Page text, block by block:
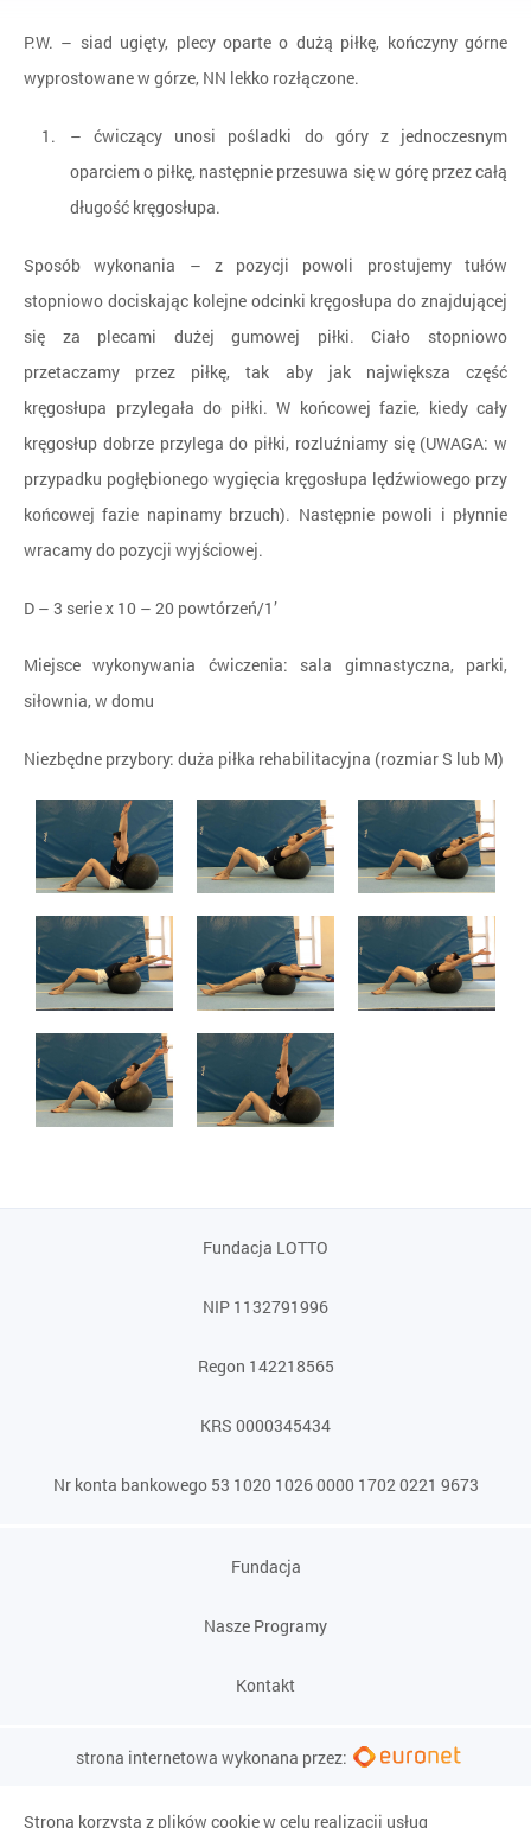
P.W. – siad ugięty, plecy oparte o dużą piłkę, kończyny górne
wyprostowane w górze, NN lekko rozłączone.
– ćwiczący unosi pośladki do góry z jednoczesnym
oparciem o piłkę, następnie przesuwa się w górę przez całą
długość kręgosłupa.
Sposób wykonania – z pozycji powoli prostujemy tułów
stopniowo dociskając kolejne odcinki kręgosłupa do znajdującej
się za plecami dużej gumowej piłki. Ciało stopniowo
przetaczamy przez piłkę, tak aby jak największa część
kręgosłupa przylegała do piłki. W końcowej fazie, kiedy cały
kręgosłup dobrze przylega do piłki, rozluźniamy się (UWAGA: w
przypadku pogłębionego wygięcia kręgosłupa lędźwiowego przy
końcowej fazie napinamy brzuch). Następnie powoli i płynnie
wracamy do pozycji wyjściowej.
D – 3 serie x 10 – 20 powtórzeń/1’
Miejsce wykonywania ćwiczenia: sala gimnastyczna, parki,
siłownia, w domu
Niezbędne przybory: duża piłka rehabilitacyjna (rozmiar S lub M)
Fundacja LOTTO
NIP 1132791996
Regon 142218565
KRS 0000345434
Nr konta bankowego 53 1020 1026 0000 1702 0221 9673
Fundacja
Nasze Programy
Kontakt
strona internetowa wykonana przez:
Strona korzysta z plików cookie w celu realizacji usług